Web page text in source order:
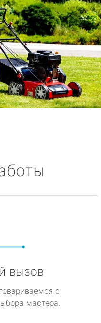
вызов
с
мастера.